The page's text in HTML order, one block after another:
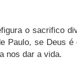
o sacrifico
Paulo, se Deus
nos dar a vida.